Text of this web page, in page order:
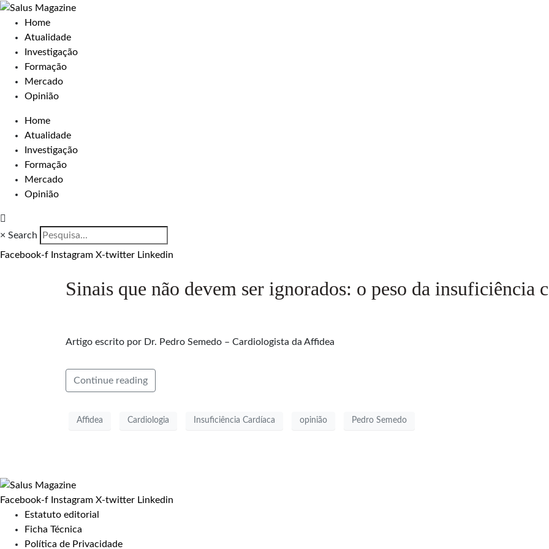
Home
Atualidade
Investigação
Formação
Mercado
Opinião
Home
Atualidade
Investigação
Formação
Mercado
Opinião
× Search
Facebook-f Instagram X-twitter Linkedin
Sinais que não devem ser ignorados: o peso da insuficiência
Artigo escrito por Dr. Pedro Semedo – Cardiologista da Affidea
Continue reading
Affidea Cardiologia Insuficiência Cardíaca opinião Pedro Semedo
Facebook-f Instagram X-twitter Linkedin
Estatuto editorial
Ficha Técnica
Política de Privacidade